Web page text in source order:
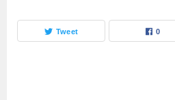
Tweet 0